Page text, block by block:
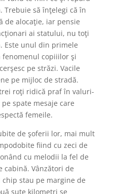
Trebuie să înţelegi că în
de alocaţie, iar pensie
ai statului, nu toţi
Este unul din primele
copiiilor şi
pe străzi. Vacile
pe mijloc de stradă.
roţi ridică praf în valuri-
spate mesaje care
femeile.
de şoferii lor, mai mult
fiind cu zeci de
cu melodii la fel de
cabină. Vânzători de
stau pe margine de
sute kilometri se